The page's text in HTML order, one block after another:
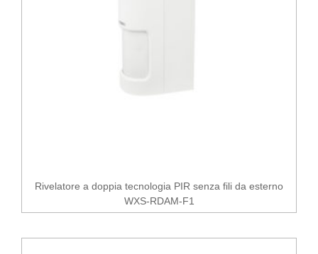
Rivelatore a doppia tecnologia PIR senza fili da esterno
WXS-RDAM-F1